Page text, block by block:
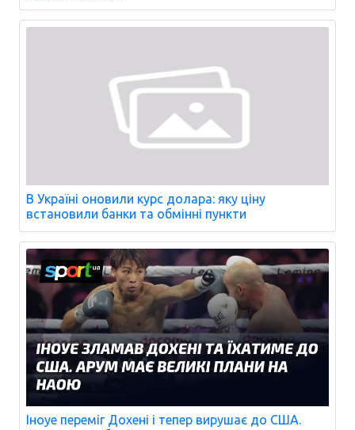
В Україні оновили курс долара: яку ціну
встановили банки та обмінні пункти
Іноуе переміг Дохені і тепер вирушає до США.